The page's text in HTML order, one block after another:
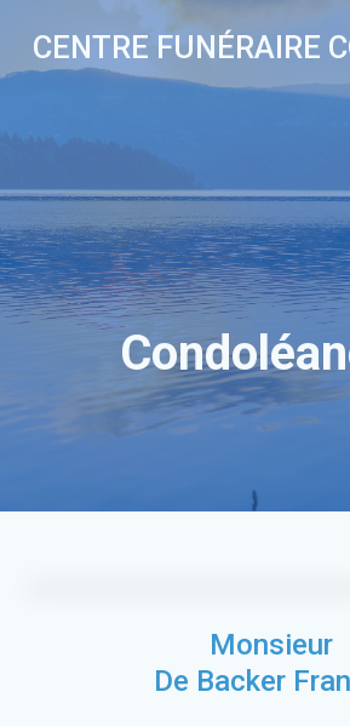
au
CENTRE FUNÉRAIRE
Monsieur
De Backer